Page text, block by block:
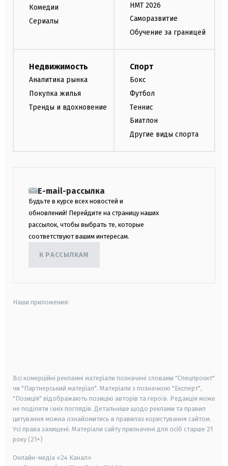
Комедии
Сериалы
НМТ 2026
Саморазвитие
Обучение за границей
Недвижимость
Аналитика рынка
Покупка жилья
Тренды и вдохновение
Спорт
Бокс
Футбол
Теннис
Биатлон
Другие виды спорта
E-mail-рассылка
Будьте в курсе всех новостей и
обновлений! Перейдите на страницу наших
рассылок, чтобы выбрать те, которые
соответствуют вашим интересам.
К РАССЫЛКАМ
Наши приложения:
Всі комерційні рекламні матеріали позначені словами "Спецпроєкт"
чи "Партнерський матеріал". Матеріали з позначкою "Експерт",
"Позиція" відображають позицію авторів та героїв. Редакція може
не поділяти їхніх поглядів. Детальніше щодо реклами та правил
цитування можна ознайомитись в правилах користування сайтом.
Усі права захищені. Матеріали сайту призначені для осіб старше 21
року (21+)
Онлайн-медіа «24 Канал»